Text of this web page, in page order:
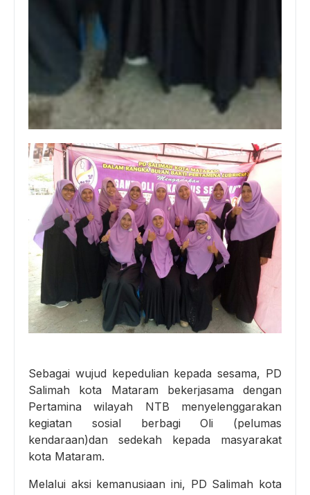
Sebagai wujud kepedulian kepada sesama, PD
Salimah kota Mataram bekerjasama dengan
Pertamina wilayah NTB menyelenggarakan
kegiatan sosial berbagi Oli (pelumas
kendaraan)dan sedekah kepada masyarakat
kota Mataram.
Melalui aksi kemanusiaan ini, PD Salimah kota